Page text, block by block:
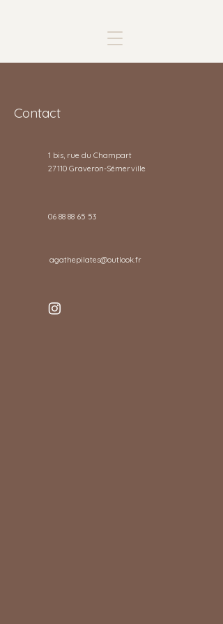
Contact
1 bis, rue du Champart
27110 Graveron-Sémerville
06 88 88 65 53
agathepilates@outlook.fr